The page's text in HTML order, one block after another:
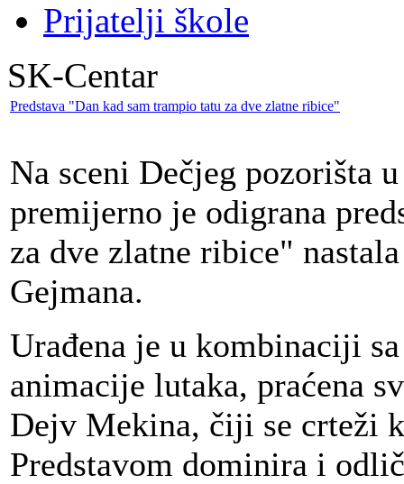
Prijatelji škole
SK-Centar
Predstava "Dan kad sam trampio tatu za dve zlatne ribice"
Na sceni Dečjeg pozorišta
premijerno je odigrana
za dve zlatne ribice"
Gejmana.
Urađena je u kombinaciji
animacije lutaka, praćena
Dejv Mekina, čiji se crteži
Predstavom dominira i